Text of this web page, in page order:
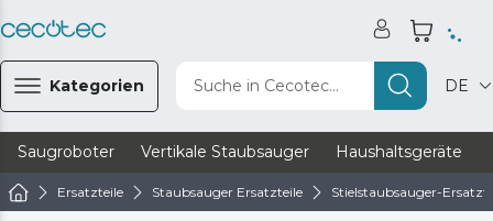
Kategorien Suche in Cecotec... DE
Saugroboter Vertikale Staubsauger Haushaltsgeräte
Ersatzteile Staubsauger Ersatzteile Stielstaubsauger-